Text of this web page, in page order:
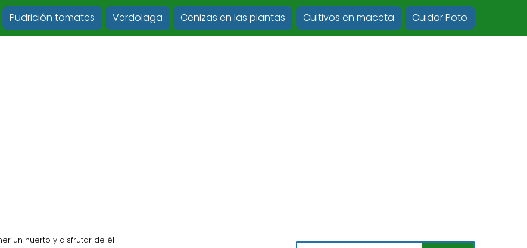
Pudrición tomates Verdolaga Cenizas en las plantas Cultivos en maceta Cuidar Poto
un huerto y disfrutar de él